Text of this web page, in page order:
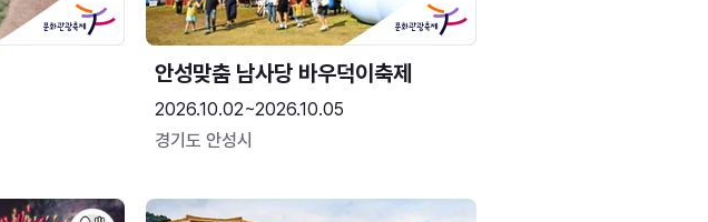
안성맞춤 남사당 바우덕이축제
2026.10.02~2026.10.05
경기도 안성시